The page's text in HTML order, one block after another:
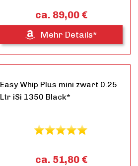
ca. 89,00 €
Mehr Details*
Easy Whip Plus mini zwart 0.25
Ltr iSi 1350 Black*
ca. 51,80 €